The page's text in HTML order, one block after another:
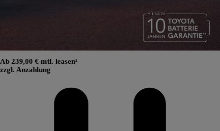
Ab 239,00 € mtl. leasen²
zzgl. Anzahlung